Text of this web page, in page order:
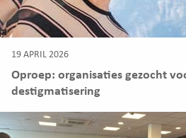
19 APRIL 2026
Oproep: organisaties gezocht
destigmatisering